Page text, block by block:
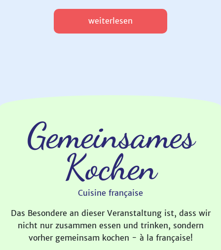
weiterlesen
Gemeinsames
Kochen
Cuisine française
Das Besondere an dieser Veranstaltung ist, dass wir
nicht nur zusammen essen und trinken, sondern
vorher gemeinsam kochen - à la française!